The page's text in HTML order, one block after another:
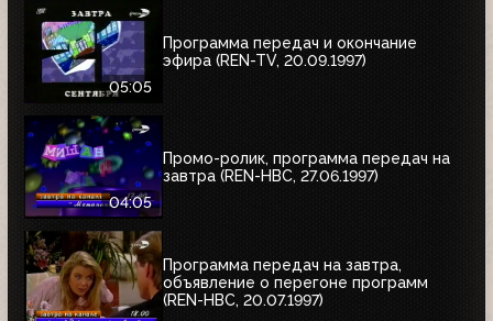
05:05
Программа передач и окончание
эфира (REN-TV, 20.09.1997)
04:05
Промо-ролик, программа передач на
завтра (REN-НВС, 27.06.1997)
Программа передач на завтра,
объявление о перегоне программ
(REN-НВС, 20.07.1997)